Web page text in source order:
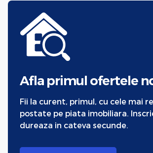
Afla primul ofertele
Fii la curent, primul, cu cele mai
postate pe piata imobiliara.
dureaza in cateva secunde.